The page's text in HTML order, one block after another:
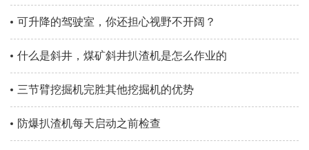
可升降的驾驶室，你还担心视野不开阔？
什么是斜井，煤矿斜井扒渣机是怎么作业的
三节臂挖掘机完胜其他挖掘机的优势
防爆扒渣机每天启动之前检查